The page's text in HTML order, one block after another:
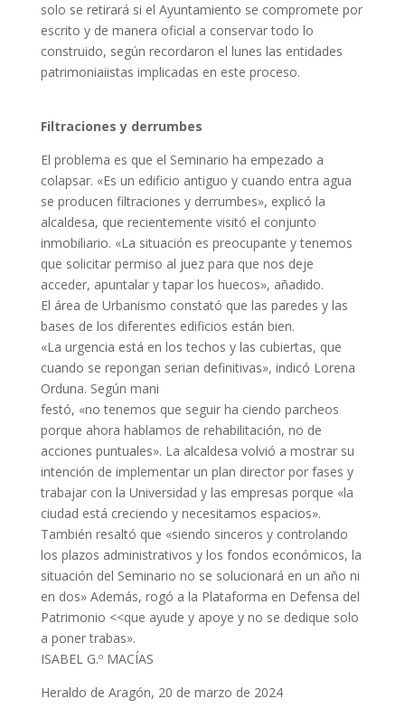
solo se retirará si el Ayuntamiento se compromete por
escrito y de manera oficial a conservar todo lo
construido, según recordaron el lunes las entidades
patrimoniaiistas implicadas en este proceso.
Filtraciones y derrumbes
El problema es que el Seminario ha empezado a
colapsar. «Es un edificio antiguo y cuando entra agua
se producen filtraciones y derrumbes», explicó la
alcaldesa, que recientemente visitó el conjunto
inmobiliario. «La situación es preocupante y tenemos
que solicitar permiso al juez para que nos deje
acceder, apuntalar y tapar los huecos», añadido.
El área de Urbanismo constató que las paredes y las
bases de los diferentes edificios están bien.
«La urgencia está en los techos y las cubiertas, que
cuando se repongan serian definitivas», indicó Lorena
Orduna. Según mani
festó, «no tenemos que seguir ha ciendo parcheos
porque ahora hablamos de rehabilitación, no de
acciones puntuales». La alcaldesa volvió a mostrar su
intención de implementar un plan director por fases y
trabajar con la Universidad y las empresas porque «la
ciudad está creciendo y necesitamos espacios».
También resaltó que «siendo sinceros y controlando
los plazos administrativos y los fondos económicos, la
situación del Seminario no se solucionará en un año ni
en dos» Además, rogó a la Plataforma en Defensa del
Patrimonio <<que ayude y apoye y no se dedique solo
a poner trabas».
ISABEL G.º MACÍAS
Heraldo de Aragón, 20 de marzo de 2024